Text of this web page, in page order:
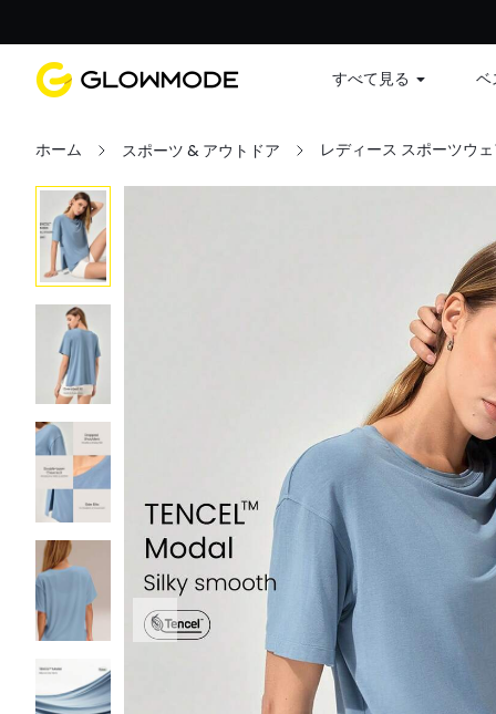
すべて見る ベ
ホーム スポーツ & アウトドア レディース スポーツウ